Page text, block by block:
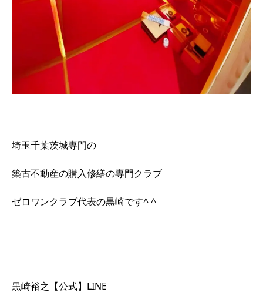
埼玉千葉茨城専門の
築古不動産の購入修繕の専門クラブ
ゼロワンクラブ代表の黒崎です^ ^
黒崎裕之【公式】LINE